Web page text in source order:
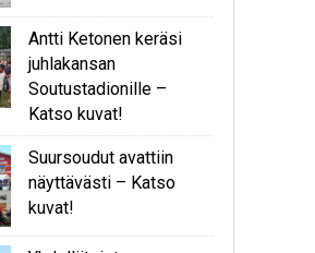
Antti Ketonen keräsi
juhlakansan
Soutustadionille –
Katso kuvat!
Suursoudut avattiin
näyttävästi – Katso
kuvat!